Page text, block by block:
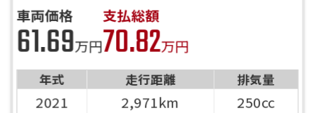
車両価格
61.69万円
支払総額
70.82万円
年式 走行距離 排気量
2021 2,971km 250cc